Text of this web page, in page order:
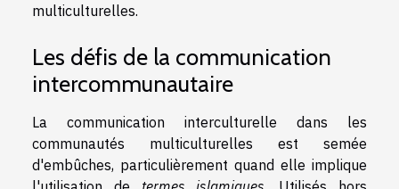
multiculturelles.
Les défis de la communication
intercommunautaire
La communication interculturelle dans les
communautés multiculturelles est semée
d'embûches, particulièrement quand elle implique